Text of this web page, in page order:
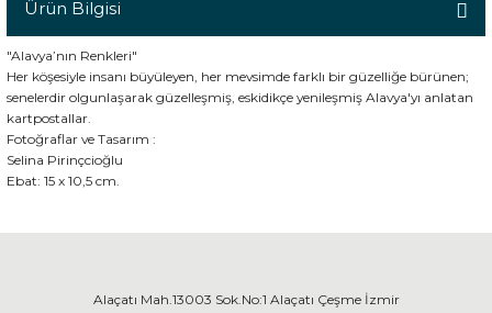
Ürün Bilgisi
"Alavya’nın Renkleri"
Her köşesiyle insanı büyüleyen, her mevsimde farklı bir güzelliğe bürünen;
senelerdir olgunlaşarak güzelleşmiş, eskidikçe yenileşmiş Alavya'yı anlatan
kartpostallar.
Fotoğraflar ve Tasarım :
Selina Pirinçcioğlu
Ebat: 15 x 10,5 cm.
Alaçatı Mah.13003 Sok.No:1 Alaçatı Çeşme İzmir